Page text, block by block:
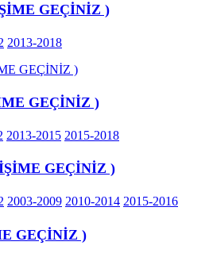
GEÇİNİZ )
2013-2018
GEÇİNİZ )
GEÇİNİZ )
2013-2015 2015-2018
GEÇİNİZ )
2003-2009 2010-2014 2015-2016
GEÇİNİZ )